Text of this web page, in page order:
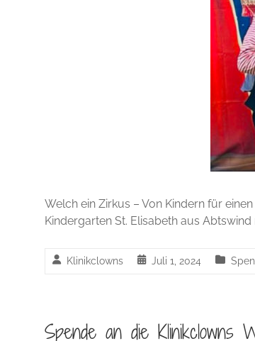
Welch ein Zirkus – Von Kindern für
Kindergarten St. Elisabeth aus
Klinikclowns Juli 1, 2024
Spende an die Klinikclowns